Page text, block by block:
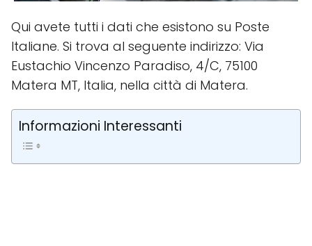
Qui avete tutti i dati che esistono su Poste
Italiane. Si trova al seguente indirizzo: Via
Eustachio Vincenzo Paradiso, 4/C, 75100
Matera MT, Italia, nella città di Matera.
Informazioni Interessanti